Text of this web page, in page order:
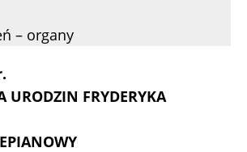
– organy
URODZIN FRYDERYKA